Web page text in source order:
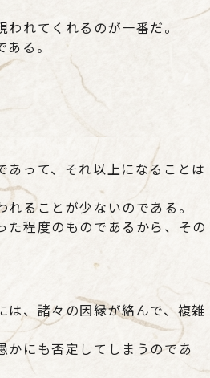
れてくれるのが一番だ。
る。
って、それ以上になることは
ることが少ないのである。
た程度のものであるから、その
、諸々の因縁が絡んで、複雑
かにも否定してしまうのであ